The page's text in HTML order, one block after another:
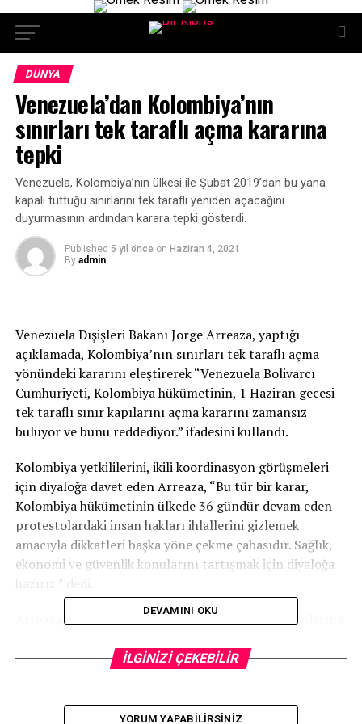
DÜNYA
Venezuela’dan Kolombiya’nın
sınırları tek taraflı açma kararına
tepki
Venezuela, Kolombiya’nın ülkesi ile Şubat 2019’dan bu yana
kapalı tuttuğu sınırlarını tek taraflı yeniden açacağını
duyurmasının ardından karara tepki gösterdi.
Published 5 yıl önce on Haziran 4, 2021
By admin
Venezuela Dışişleri Bakanı Jorge Arreaza, yaptığı
açıklamada, Kolombiya’nın sınırları tek taraflı açma
yönündeki kararını eleştirerek “Venezuela Bolivarcı
Cumhuriyeti, Kolombiya hükümetinin, 1 Haziran gecesi
tek taraflı sınır kapılarını açma kararını zamansız
buluyor ve bunu reddediyor.” ifadesini kullandı.
Kolombiya yetkililerini, ikili koordinasyon görüşmeleri
için diyaloğa davet eden Arreaza, “Bu tür bir karar,
Kolombiya hükümetinin ülkede 36 gündür devam eden
protestolardaki insan hakları ihlallerini gizlemek
amacıyla dikkatleri başka yöne çekme çabasıdır. Sağlık,
ekonomi ve güvenlik konularını tartışmak için diyaloğa
Arreaza, hükümet olarak Kolombiya ile sınır sorunlarına
göre riayet ettiklerini belirterek tek taraflı sınır
DEVAMINI OKU
İLGİNİZİ ÇEKEBİLİR
YORUM YAPABILIRSINIZ